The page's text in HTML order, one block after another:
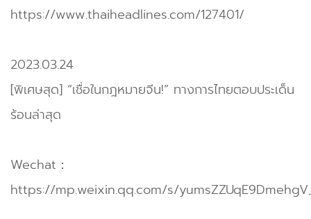
https://www.thaiheadlines.com/127401/
2023.03.24
[พิเศษสุด] “เชื่อในกฎหมายจีน!” ทางการไทยตอบประเด็น
ร้อนล่าสุด
Wechat：
https://mp.weixin.qq.com/s/